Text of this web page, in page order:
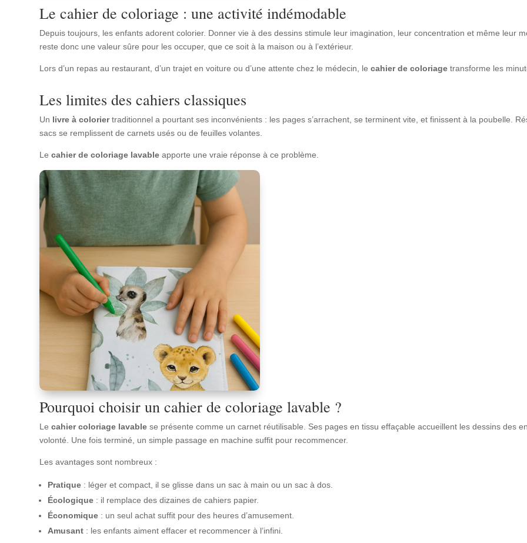
Le cahier de coloriage : une activité indémodable
Depuis toujours, les enfants adorent colorier. Donner vie à des dessins stimule leur imagination, leur concentration et même leur
reste donc une valeur sûre pour les occuper, que ce soit à la maison ou à l’extérieur.
Lors d’un repas au restaurant, d’un trajet en voiture ou d’une attente chez le médecin, lecahier de coloriage transforme les
Les limites des cahiers classiques
Un livre à coloriertraditionnel a pourtant ses inconvénients : les pages s’arrachent, se terminent vite, et finissent à la poubelle.
sacs se remplissent de carnets usés ou de feuilles volantes.
Lecahier de coloriage lavable apporte une vraie réponse à ce problème.
Pourquoi choisir un cahier de coloriage lavable ?
Lecahier coloriage lavable se présente comme un carnet réutilisable. Ses pages en tissu effaçable accueillent les dessins des
volonté. Une fois terminé, un simple passage en machine suffit pour recommencer.
Les avantages sont nombreux :
Pratique : léger et compact, il se glisse dans un sac à main ou un sac à dos.
Écologique : il remplace des dizaines de cahiers papier.
Économique : un seul achat suffit pour des heures d’amusement.
Amusant : les enfants aiment effacer et recommencer à l’infini.